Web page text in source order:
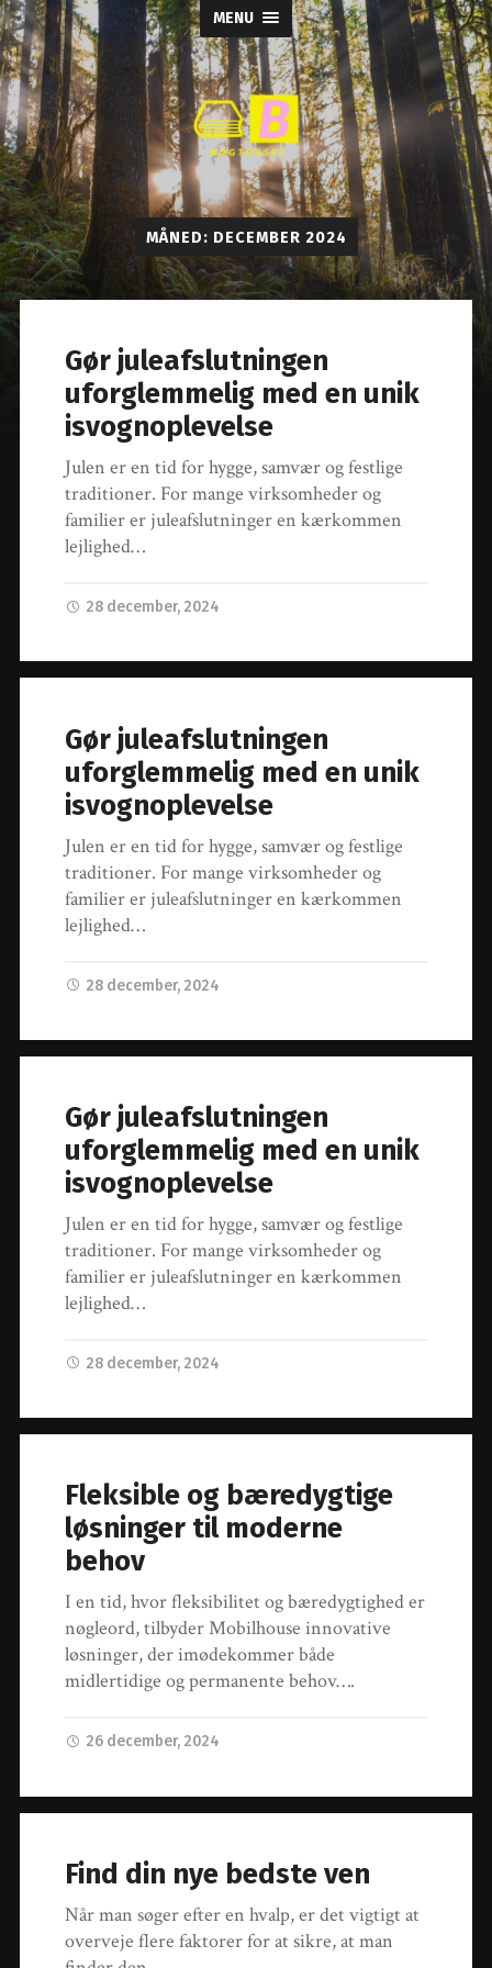
MENU
Bogtosset
MÅNED: DECEMBER 2024
Gør juleafslutningen
uforglemmelig med en unik
isvognoplevelse
Julen er en tid for hygge, samvær og festlige
traditioner. For mange virksomheder og
familier er juleafslutninger en kærkommen
lejlighed…
28 december, 2024
Gør juleafslutningen
uforglemmelig med en unik
isvognoplevelse
Julen er en tid for hygge, samvær og festlige
traditioner. For mange virksomheder og
familier er juleafslutninger en kærkommen
lejlighed…
28 december, 2024
Gør juleafslutningen
uforglemmelig med en unik
isvognoplevelse
Julen er en tid for hygge, samvær og festlige
traditioner. For mange virksomheder og
familier er juleafslutninger en kærkommen
lejlighed…
28 december, 2024
Fleksible og bæredygtige
løsninger til moderne
behov
I en tid, hvor fleksibilitet og bæredygtighed er
nøgleord, tilbyder Mobilhouse innovative
løsninger, der imødekommer både
midlertidige og permanente behov….
26 december, 2024
Find din nye bedste ven
Når man søger efter en hvalp, er det vigtigt at
overveje flere faktorer for at sikre, at man